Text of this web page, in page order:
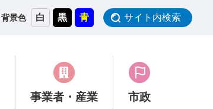
背景色 白 黒 青 サイト内検索
事業者 ・産業 市政